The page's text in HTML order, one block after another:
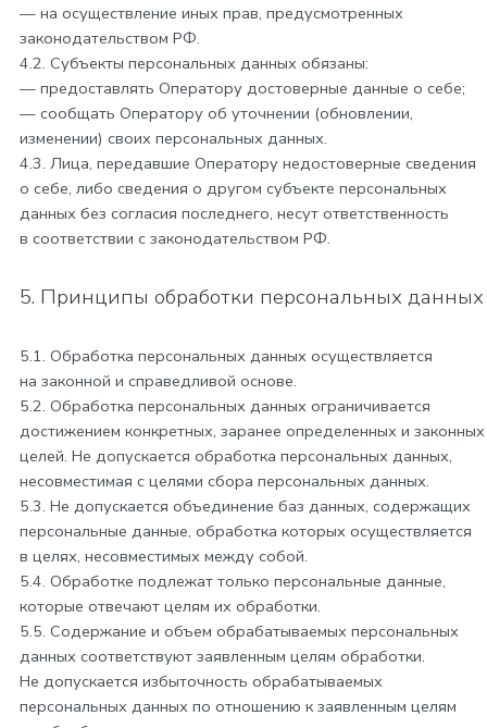
— на осуществление иных прав, предусмотренных
законодательством РФ.
4.2. Субъекты персональных данных обязаны:
— предоставлять Оператору достоверные данные о себе;
— сообщать Оператору об уточнении (обновлении,
изменении) своих персональных данных.
4.3. Лица, передавшие Оператору недостоверные сведения
о себе, либо сведения о другом субъекте персональных
данных без согласия последнего, несут ответственность
в соответствии с законодательством РФ.
5. Принципы обработки персональных данных
5.1. Обработка персональных данных осуществляется
на законной и справедливой основе.
5.2. Обработка персональных данных ограничивается
достижением конкретных, заранее определенных и законных
целей. Не допускается обработка персональных данных,
несовместимая с целями сбора персональных данных.
5.3. Не допускается объединение баз данных, содержащих
персональные данные, обработка которых осуществляется
в целях, несовместимых между собой.
5.4. Обработке подлежат только персональные данные,
которые отвечают целям их обработки.
5.5. Содержание и объем обрабатываемых персональных
данных соответствуют заявленным целям обработки.
Не допускается избыточность обрабатываемых
персональных данных по отношению к заявленным целям